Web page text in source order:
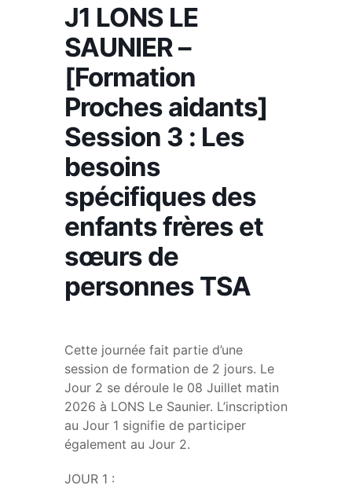
J1 LONS LE
SAUNIER –
[Formation
Proches aidants]
Session 3 : Les
besoins
spécifiques des
enfants frères et
sœurs de
personnes TSA
Cette journée fait partie d’une
session de formation de 2 jours. Le
Jour 2 se déroule le 08 Juillet matin
2026 à LONS Le Saunier. L’inscription
au Jour 1 signifie de participer
également au Jour 2.
JOUR 1 :